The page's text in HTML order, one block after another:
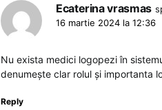
Ecaterina vrasmas
16 martie 2024 la 12:36
Nu exista medici logopezi în
denumește clar rolul și importanta
Reply